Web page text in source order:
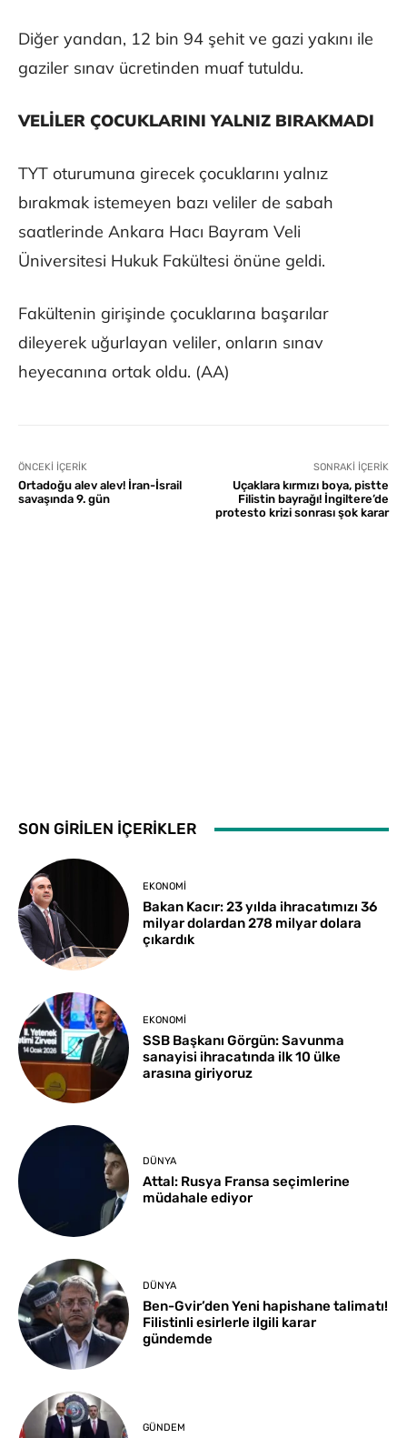
Diğer yandan, 12 bin 94 şehit ve gazi yakını ile
gaziler sınav ücretinden muaf tutuldu.
VELİLER ÇOCUKLARINI YALNIZ BIRAKMADI
TYT oturumuna girecek çocuklarını yalnız
bırakmak istemeyen bazı veliler de sabah
saatlerinde Ankara Hacı Bayram Veli
Üniversitesi Hukuk Fakültesi önüne geldi.
Fakültenin girişinde çocuklarına başarılar
dileyerek uğurlayan veliler, onların sınav
heyecanına ortak oldu. (AA)
ÖNCEKI İÇERIK
Ortadoğu alev alev! İran-İsrail
savaşında 9. gün
SONRAKI İÇERIK
Uçaklara kırmızı boya, pistte
Filistin bayrağı! İngiltere’de
protesto krizi sonrası şok karar
SON GİRİLEN İÇERİKLER
EKONOMI
Bakan Kacır: 23 yılda ihracatımızı 36
milyar dolardan 278 milyar dolara
çıkardık
EKONOMI
SSB Başkanı Görgün: Savunma
sanayisi ihracatında ilk 10 ülke
arasına giriyoruz
DÜNYA
Attal: Rusya Fransa seçimlerine
müdahale ediyor
DÜNYA
Ben-Gvir’den Yeni hapishane talimatı!
Filistinli esirlerle ilgili karar
gündemde
GÜNDEM